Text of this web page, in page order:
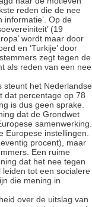
reden die de nee
informatie’. Op de
(19
wordt maar door
en ‘Turkije’ door
zegt tegen de
als reden van een nee
steunt het Nederlandse
dat percentage op 78
is dus geen sprake.
dat de Grondwet
samenwerking.
Europese instellingen.
procent), maar
Een ruime
dat het nee tegen
tot een socialere
die mening in
over de uitslag van